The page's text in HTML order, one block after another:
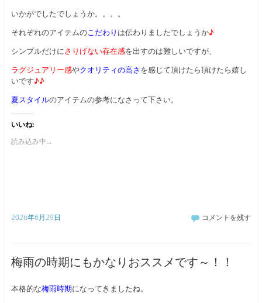
いかがでしたでしょうか。。。。
それぞれのアイテムのこだわり は伝わりましたでしょうか♪
シンプルだけにさりげない存在感を出すのは難しいですが、
ラグジュアリー感やクオリティの高さを感じて頂けたら頂けたら嬉し
いです♪♪
夏スタイルのアイテムの参考になさって下さい。
いいね:
読み込み中...
2026年6月29日 コメントを残す
梅雨の時期にもかなりおススメです～！！
本格的な梅雨時期になってきましたね。